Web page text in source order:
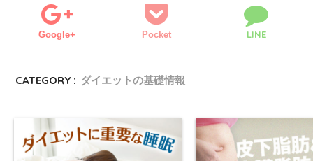
Google+ Pocket LINE
CATEGORY : ダイエットの基礎情報